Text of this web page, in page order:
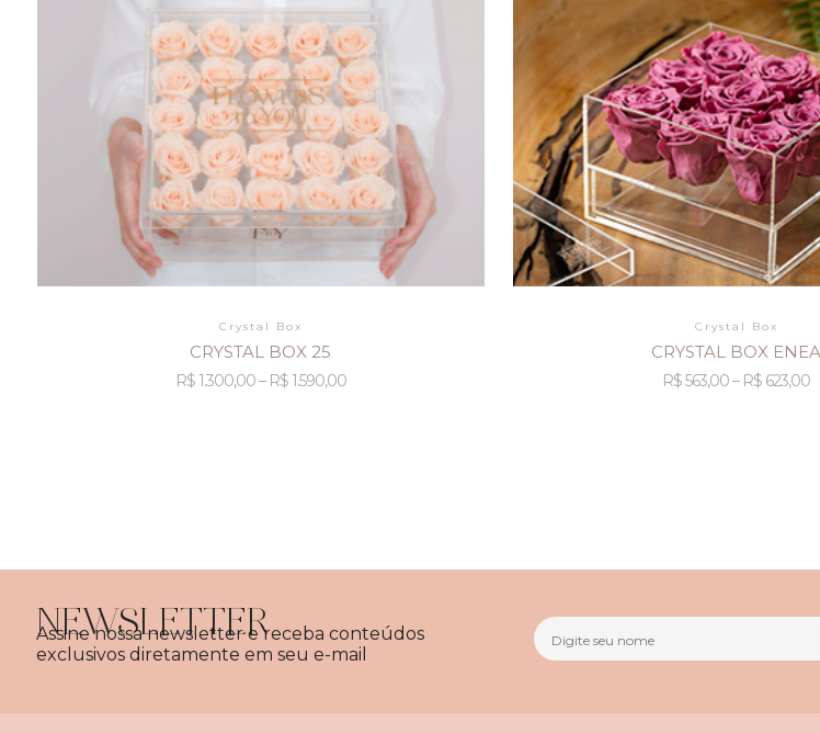
Crystal Box
CRYSTAL BOX 25
R$1.300,00– R$1.590,00
Crystal Box
CRYSTAL BOX ENEA
R$563,00– R$ 623,00
NEWSLETTER
Assine nossa newsletter e receba conteúdos
exclusivos diretamente em seu e-mail